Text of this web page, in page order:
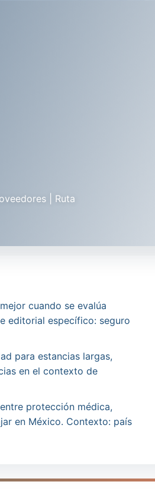
| Ruta
cuando se evalúa
editorial específico: seguro
para estancias largas,
en el contexto de
protección médica,
en México. Contexto: país